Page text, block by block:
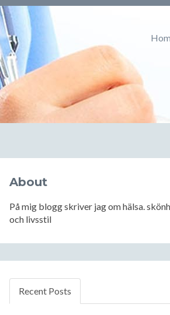
About
På mig blogg skriver jag om hälsa.
och livsstil
Recent Posts